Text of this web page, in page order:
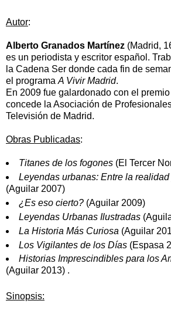
Autor:
Alberto Granados Martínez (Madrid,
es un periodista y escritor español.
la Cadena Ser donde cada fin de
el programa A Vivir Madrid.
En 2009 fue galardonado con el
concede la Asociación de
Televisión de Madrid.
Obras Publicadas:
Titanes de los fogones(El Tercer
Leyendas urbanas: Entre la
(Aguilar 2007)
¿Es eso cierto?(Aguilar 2009)
Leyendas Urbanas Ilustradas
La Historia Más Curiosa (Aguilar
Los Vigilantes de los Días(Espasa
Historias Imprescindibles para los
(Aguilar 2013) .
Sinopsis: